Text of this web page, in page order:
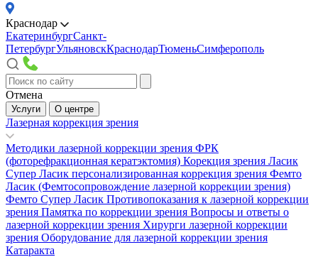
Краснодар
ЕкатеринбургСанкт-
ПетербургУльяновскКраснодарТюменьСимферополь
Отмена
Услуги О центре
Лазерная коррекция зрения
Методики лазерной коррекции зрения ФРК
(фоторефракционная кератэктомия) Корекция зрения Ласик
Супер Ласик персонализированная коррекция зрения Фемто
Ласик (Фемтосопровождение лазерной коррекции зрения)
Фемто Супер Ласик Противопоказания к лазерной коррекции
зрения Памятка по коррекции зрения Вопросы и ответы о
лазерной коррекции зрения Хирурги лазерной коррекции
зрения Оборудование для лазерной коррекции зрения
Катаракта